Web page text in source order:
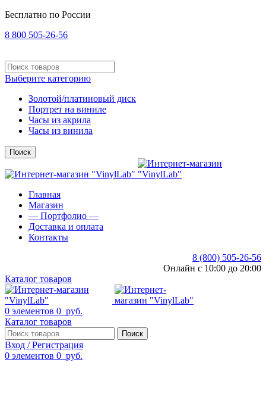
Бесплатно по России
8 800 505-26-56
Выберите категорию
Золотой/платиновый диск
Портрет на виниле
Часы из акрила
Часы из винила
Поиск
Главная
Магазин
— Портфолио —
Доставка и оплата
Контакты
8 (800) 505-26-56
Онлайн с 10:00 до 20:00
Каталог товаров
0 элементов 0 руб.
Каталог товаров
Поиск
Вход / Регистрация
0 элементов 0 руб.